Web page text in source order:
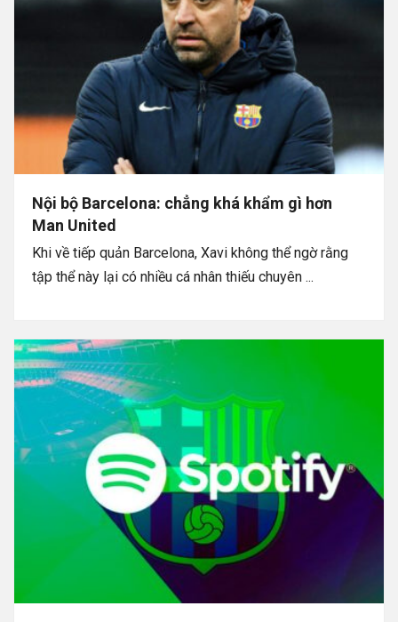
Nội bộ Barcelona: chẳng khá khẩm gì hơn
Man United
Khi về tiếp quản Barcelona, Xavi không thể ngờ rằng
tập thể này lại có nhiều cá nhân thiếu chuyên ...